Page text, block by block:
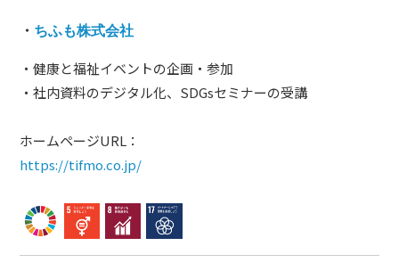
・ ちふも株式会社
・健康と福祉イベントの企画・参加
・社内資料のデジタル化、SDGsセミナーの受講
ホームページURL：
https://tifmo.co.jp/